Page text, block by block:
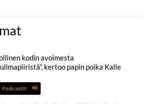
kodin avoimesta
kertoo papin poika Kalle
Podcastit